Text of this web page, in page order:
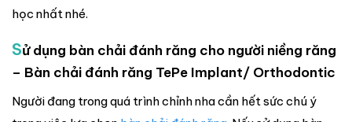
học nhất nhé.
Sử dụng bàn chải đánh răng cho người niềng răng
– Bàn chải đánh răng TePe Implant/ Orthodontic
Người đang trong quá trình chỉnh nha cần hết sức chú ý